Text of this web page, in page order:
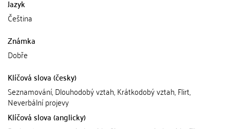
Jazyk
Čeština
Známka
Dobře
Klíčová slova (česky)
Seznamování, Dlouhodobý vztah, Krátkodobý vztah, Flirt,
Neverbální projevy
Klíčová slova (anglicky)